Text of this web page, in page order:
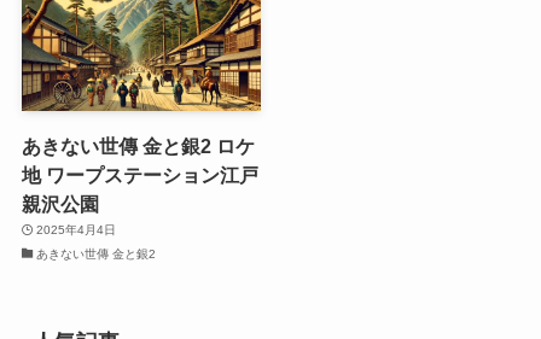
あきない世傳 金と銀2 ロケ
地 ワープステーション江戸
親沢公園
2025年4月4日
あきない世傳 金と銀2